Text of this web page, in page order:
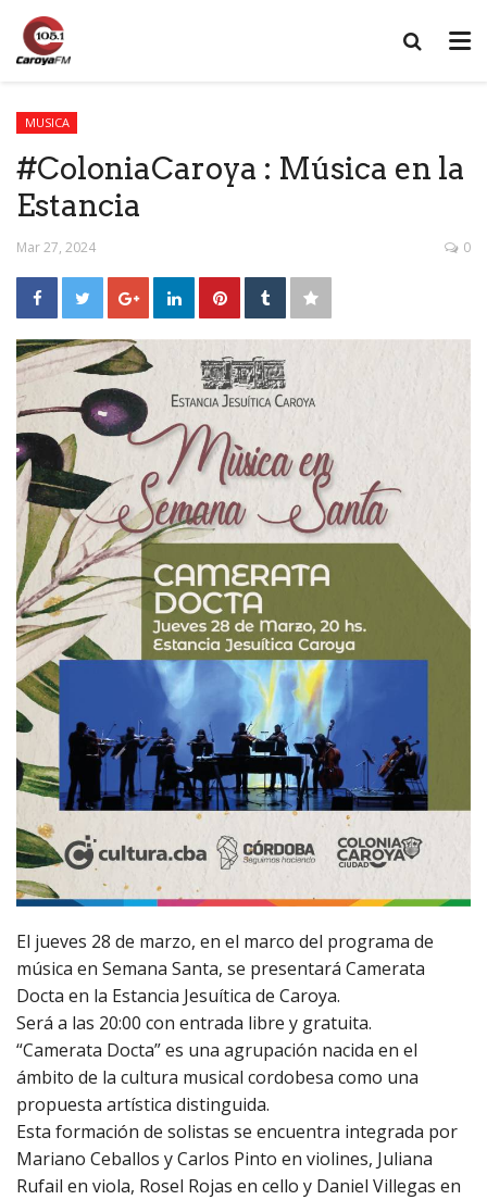
MUSICA
#ColoniaCaroya : Música en la
Estancia
Mar 27, 2024 0
El jueves 28 de marzo, en el marco del programa de
música en Semana Santa, se presentará Camerata
Docta en la Estancia Jesuítica de Caroya.
Será a las 20:00 con entrada libre y gratuita.
“Camerata Docta” es una agrupación nacida en el
ámbito de la cultura musical cordobesa como una
propuesta artística distinguida.
Esta formación de solistas se encuentra integrada por
Mariano Ceballos y Carlos Pinto en violines, Juliana
Rufail en viola, Rosel Rojas en cello y Daniel Villegas en